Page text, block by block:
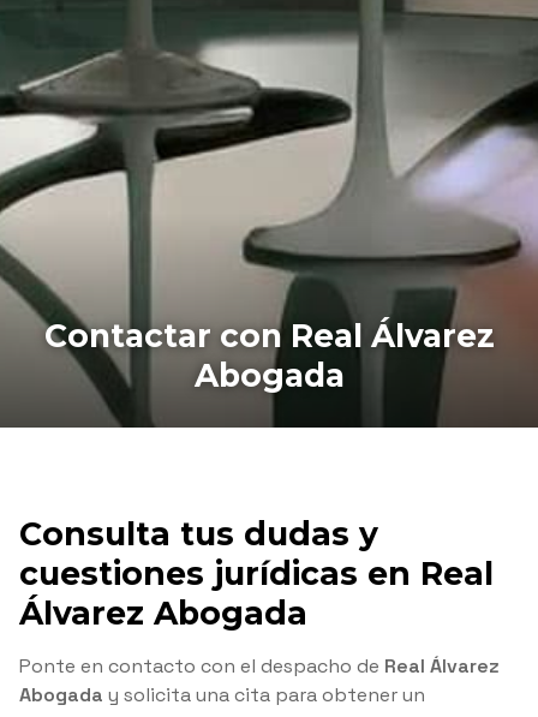
Contactar con Real Álvarez
Abogada
Consulta tus dudas y
cuestiones jurídicas en Real
Álvarez Abogada
Ponte en contacto con el despacho de Real Álvarez
Abogada y solicita una cita para obtener un